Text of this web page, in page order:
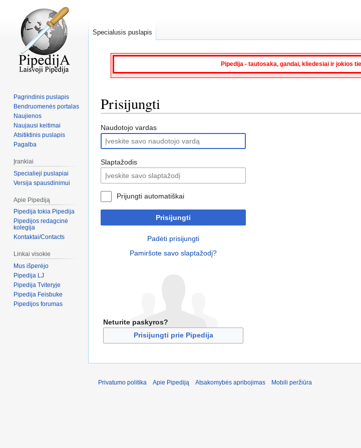
Pipedija - tautosaka, gandai, kliedesiai ir jokios
Prisijungti
Jump
to
navigation
Jump
to
search
Naudotojo vardas
Slaptažodis
Prijungti automatiškai
Prisijungti
Padėti prisijungti
Pamiršote savo slaptažodį?
Neturite paskyros?
Prisijungti prie Pipedija
Specialusis puslapis
Pagrindinis puslapis
Bendruomenės portalas
Naujienos
Naujausi keitimai
Atsitiktinis puslapis
Pagalba
Įrankiai
Specialieji puslapiai
Versija spausdinimui
Apie Pipediją
Pipedija tokia Pipedija
Pipedijos redagcinė
kolegija
Kontaktai/Contacts
Linkai visokie
Mus išperėjo
Pipedija LJ
Pipedija Tviteryje
Pipedija Feisbuke
Pipedijos forumas
Privatumo politika Apie Pipediją Atsakomybės apribojimas Mobili peržiūra